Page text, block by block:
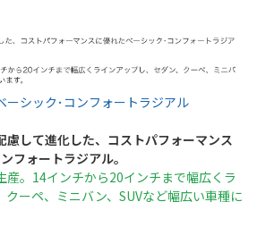
ーシック･コンフォートラジアル
慮して進化した、コストパフォーマンス
フォートラジアル。
産。14インチから20インチまで幅広くラ
クーペ、ミニバン、SUVなど幅広い車種に